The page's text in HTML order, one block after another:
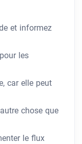
et informez
les
car elle peut
chose que
le flux